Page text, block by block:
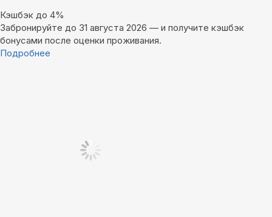
Кэшбэк до 4%
Забронируйте до 31 августа 2026 — и получите кэшбэк
бонусами после оценки проживания.
Подробнее